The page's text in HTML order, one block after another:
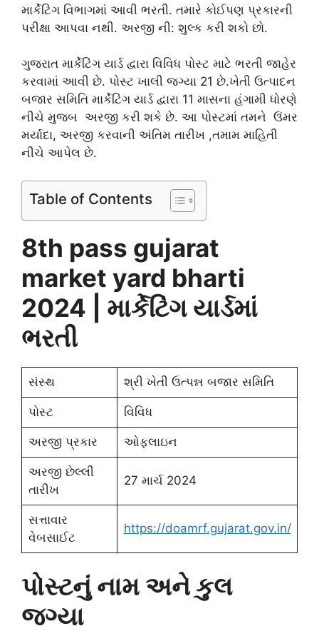
માર્કેટિંગ વિભાગમાં આવી ભરતી. તમારે કોઈપણ પ્રકારની
પરીક્ષા આપવા નથી. અરજી ની: શુલ્ક કરી શકો છો.
ગુજરાત માર્કેટિંગ યાર્ડ દ્વારા વિવિધ પોસ્ટ માટે ભરતી જાહેર
કરવામાં આવી છે. પોસ્ટ ખાલી જગ્યા 21 છે.ખેતી ઉત્પાદન
બજાર સમિતિ માર્કેટિંગ યાર્ડ દ્વારા 11 માસના હંગામી ધોરણે
નીચે મુજબ અરજી કરી શકે છે. આ પોસ્ટમાં તમને ઉંમર
મર્યાદા, અરજી કરવાની અંતિમ તારીખ ,તમામ માહિતી
નીચે આપેલ છે.
Table of Contents
8th pass gujarat
market yard bharti
2024 | માર્કેટિંગ યાર્ડમાં
ભરતી
સંસ્થ શ્રી ખેતી ઉત્પન્ન બજાર સમિતિ
પોસ્ટ વિવિધ
અરજી પ્રકાર ઓફલાઇન
અરજી છેલ્લી
તારીખ
27 માર્ચ 2024
સત્તાવાર
વેબસાઈટ
https://doamrf.gujarat.gov.in/
પોસ્ટનું નામ અને કુલ
જગ્યા